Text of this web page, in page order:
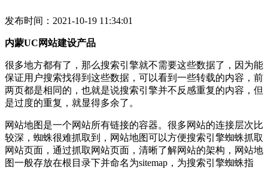
发布时间：2021-10-19 11:34:01
内蒙UC网站建设产品
很多地方都有了，那么搜索引擎就不需要这些数据了，因为能
保证用户搜索找得到这些数据，可以看到一些转载的内容，前
两页都是相同的，也就是说搜索引擎并不反感重复的内容，但
是过度的重复，就显得多余了。
网站地图是一个网站所有链接的容器。很多网站的连接层次比
较深，蜘蛛很难抓取到，网站地图可以方便搜索引擎蜘蛛抓取
网站页面，通过抓取网站页面，清晰了解网站的架构，网站地
图一般存放在根目录下并命名为sitemap，为搜索引擎蜘蛛指